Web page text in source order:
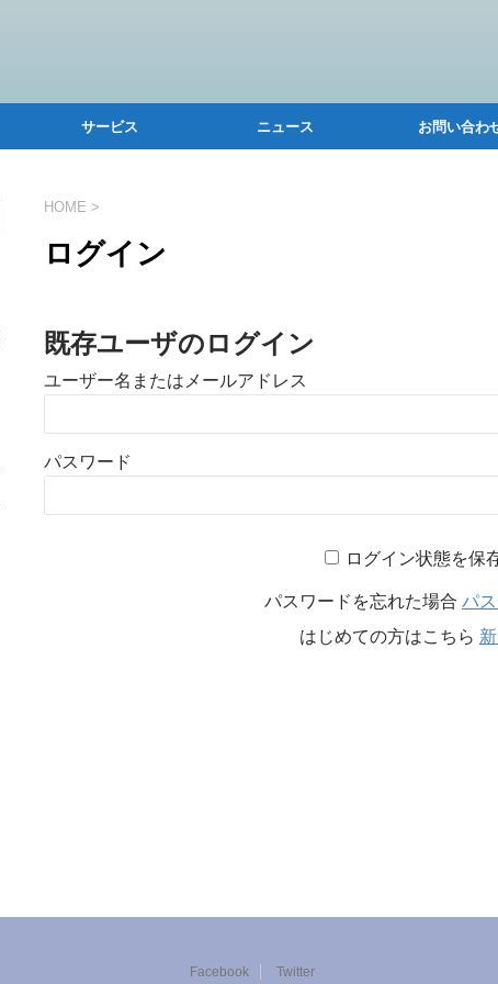
サービス ニュース お問い合わ
HOME >
ログイン
既存ユーザのログイン
ユーザー名またはメールアドレス
パスワード
ログイン状態を保
パスワードを忘れた場合 パ
はじめての方はこちら
Facebook Twitter